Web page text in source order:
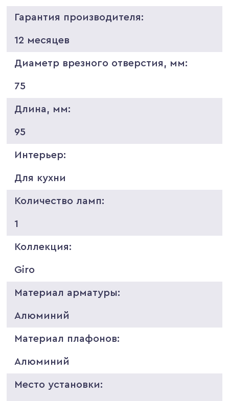
Гарантия производителя:
12 месяцев
Диаметр врезного отверстия, мм:
75
Длина, мм:
95
Интерьер:
Для кухни
Количество ламп:
1
Коллекция:
Giro
Материал арматуры:
Алюминий
Материал плафонов:
Алюминий
Место установки: